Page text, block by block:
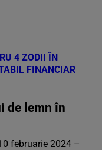
4 ZODII ÎN
FINANCIAR
de lemn în
februarie 2024 –